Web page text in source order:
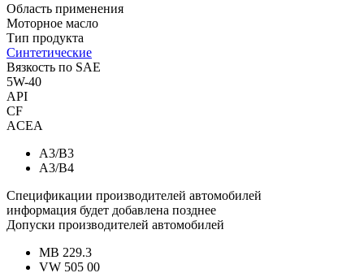
Область применения
Моторное масло
Тип продукта
Синтетические
Вязкость по SAE
5W-40
API
CF
ACEA
A3/B3
A3/B4
Спецификации производителей автомобилей
информация будет добавлена позднее
Допуски производителей автомобилей
MB 229.3
VW 505 00